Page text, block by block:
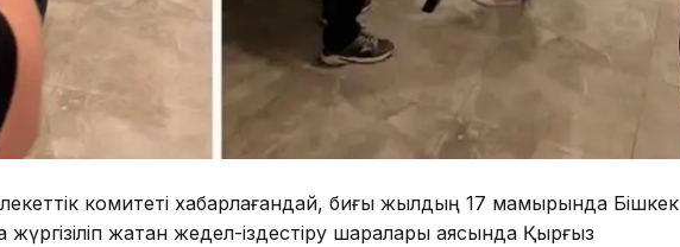
комитеті хабарлағандай, биғы жылдың 17 мамырында Бішкек
жатқан жедел-іздестіру шаралары аясында Қырғыз